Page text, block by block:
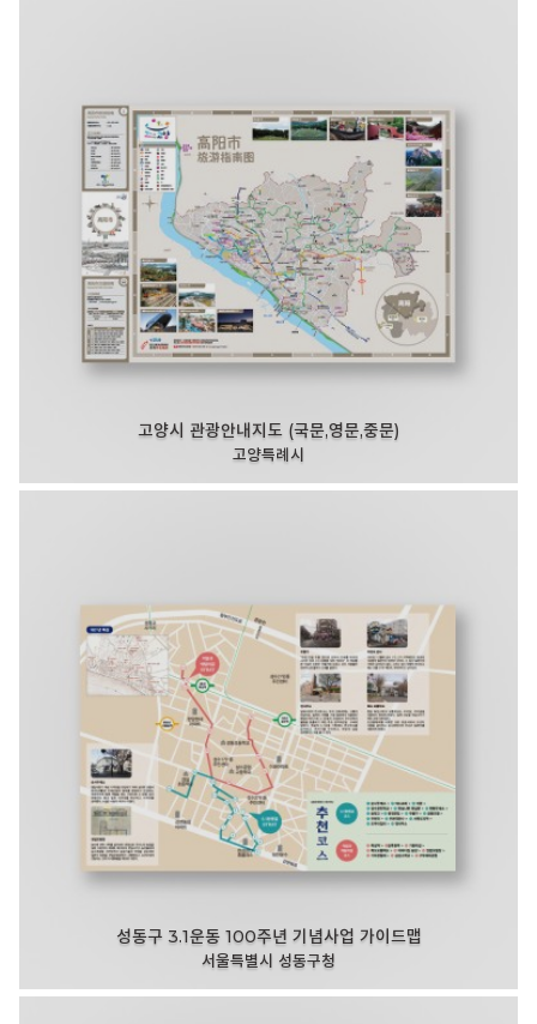
고양시 관광안내지도 (국문,영문,중문)
고양특례시
성동구 3.1운동 100주년 기념사업 가이드맵
서울특별시 성동구청